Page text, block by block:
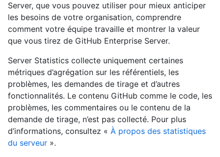
Server, que vous pouvez utiliser pour mieux anticiper
les besoins de votre organisation, comprendre
comment votre équipe travaille et montrer la valeur
que vous tirez de GitHub Enterprise Server.
Server Statistics collecte uniquement certaines
métriques d’agrégation sur les référentiels, les
problèmes, les demandes de tirage et d’autres
fonctionnalités. Le contenu GitHub comme le code, les
problèmes, les commentaires ou le contenu de la
demande de tirage, n’est pas collecté. Pour plus
d’informations, consultez « À propos des statistiques
du serveur ».